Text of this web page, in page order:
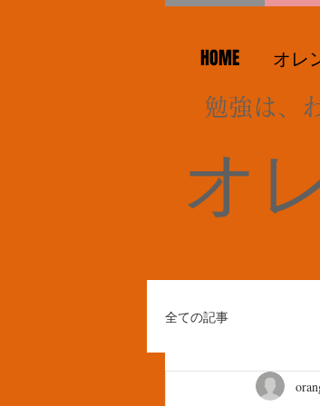
HOME オレ
勉強は、
オ
全ての記事